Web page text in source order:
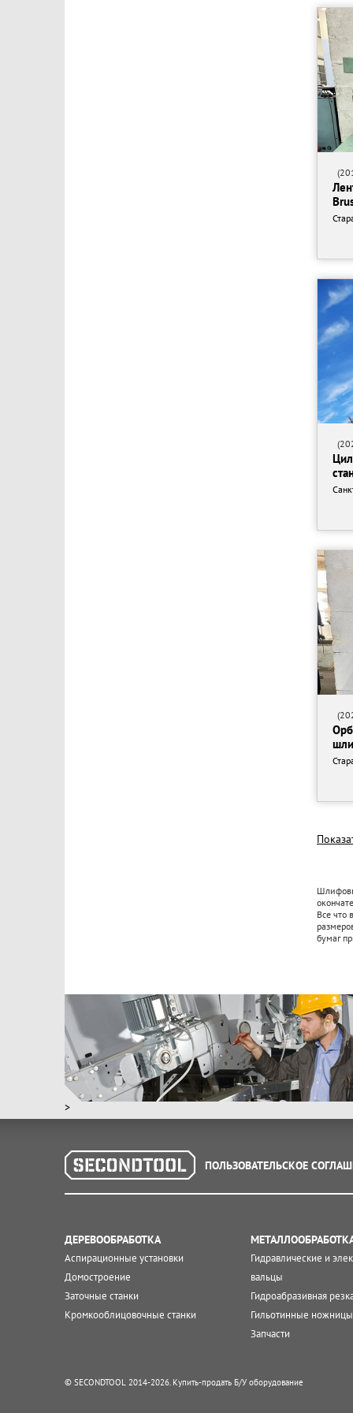
Все что
бумаг
>
ПОЛЬЗОВАТЕЛЬСКОЕ
ДЕРЕВООБРАБОТКА
Аспирационные установки
Домостроение
Заточные станки
Кромкооблицовочные станки
Гидравлические и
вальцы
Гидроабразивная
Гильотинные ножницы
Запчасти
© SECONDTOOL 2014-2026. Купить-продать Б/У оборудование